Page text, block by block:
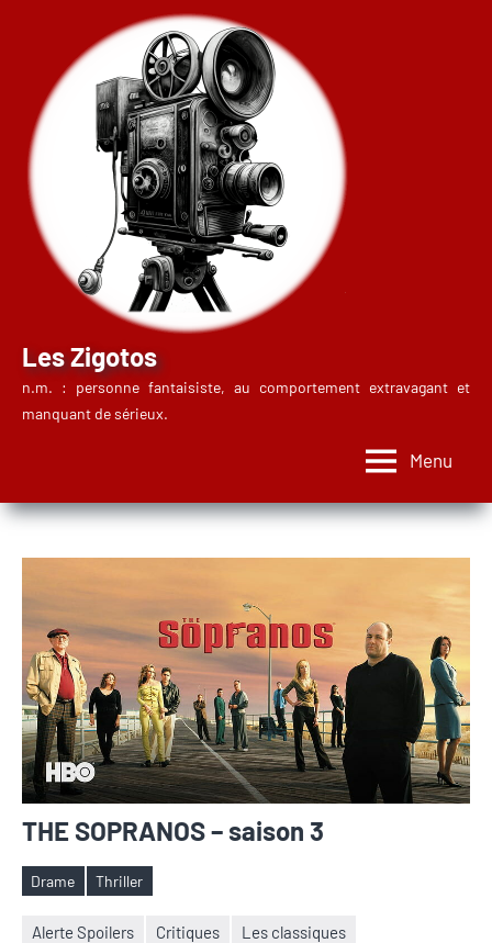
contenu
Les Zigotos
n.m. : personne fantaisiste, au comportement extravagant et
manquant de sérieux.
Menu
THE SOPRANOS – saison 3
Étiquettes
Drame Thriller
Alerte Spoilers Critiques
Les classiques